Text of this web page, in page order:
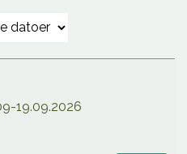
19.09.2026